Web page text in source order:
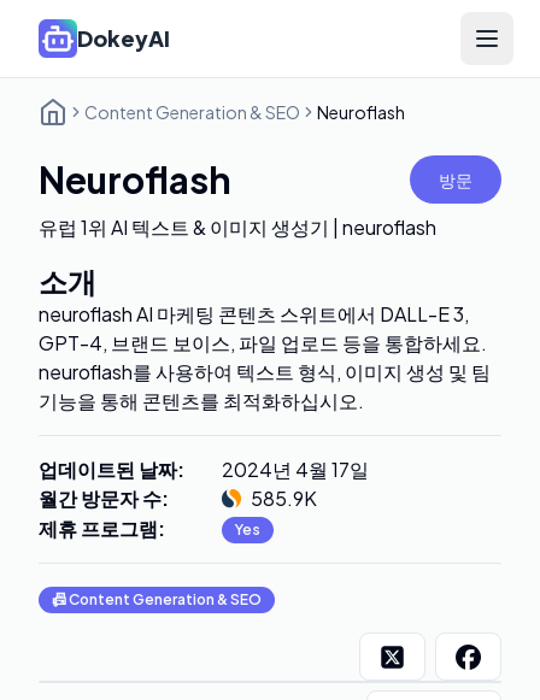
DokeyAI Open
Content Generation & SEO Neuroflash
Neuroflash 방문
유럽 1위 AI 텍스트 & 이미지 생성기 | neuroflash
소개
neuroflash AI 마케팅 콘텐츠 스위트에서 DALL-E 3,
GPT-4, 브랜드 보이스, 파일 업로드 등을 통합하세요.
neuroflash를 사용하여 텍스트 형식, 이미지 생성 및 팀
기능을 통해 콘텐츠를 최적화하십시오.
업데이트된 날짜:
2024년 4월 17일
월간 방문자 수:
585.9K
제휴 프로그램: Yes
📠Content Generation & SEO